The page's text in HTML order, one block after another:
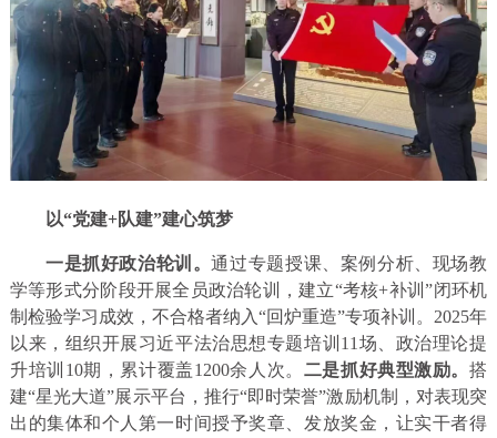
以“党建+队建”建心筑梦
一是抓好政治轮训 。通过专题授课、案例分析、现场教
学等形式分阶段开展全员政治轮训，建立“考核+补训”闭环机
制检验学习成效，不合格者纳入“回炉重造”专项补训。2025年
以来，组织开展习近平法治思想专题培训11场、政治理论提
升培训10期，累计覆盖1200余人次。 二是抓好典型激励。搭
建“星光大道”展示平台，推行“即时荣誉”激励机制，对表现突
出的集体和个人第一时间授予奖章、发放奖金，让实干者得